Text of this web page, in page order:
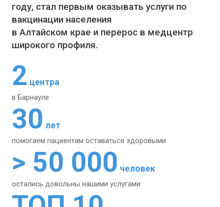
году, стал первым оказывать услуги по
вакцинации населения
в Алтайском крае и перерос в медцентр
широкого профиля.
2 центра
в Барнауле
30 лет
помогаем пациентам оставаться здоровыми
> 50 000 человек
остались довольны нашими услугами